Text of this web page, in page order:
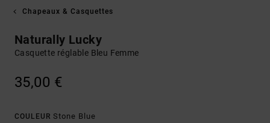
Chapeaux & Casquettes
Naturally Lucky
Casquette réglable Bleu Femme
35,00 €
COULEUR Stone Blue